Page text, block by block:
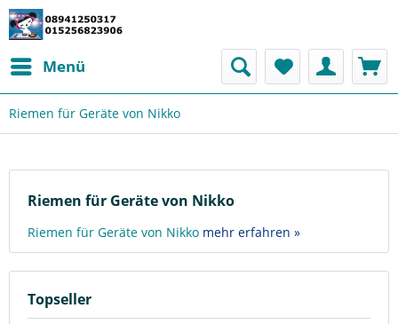
Menü
Riemen für Geräte von Nikko
Riemen für Geräte von Nikko
Riemen für Geräte von Nikko mehr erfahren »
Topseller